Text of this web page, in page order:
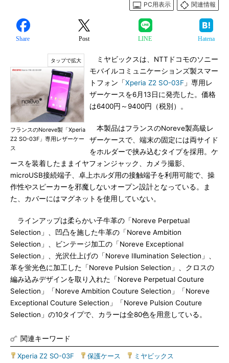
PC用表示
関連情報
Share Post LINE Hatena
フランスのNoreve製「Xperia
Z2 SO-03F」専用レザーケー
ス
ミヤビックスは、NTTドコモのソニー
モバイルコミュニケーションズ製スマー
トフォン「Xperia Z2 SO-03F 」専用レ
ザーケースを6月13日に発売した。価格
は6400円～9400円（税別）。
本製品はフランスのNoreve製高級レ
ザーケースで、端末の固定には両サイド
をホルダーで挟み込むタイプを採用。ケ
ースを装着したままイヤフォンジャック、カメラ撮影、
microUSB接続端子、卓上ホルダ用の接触端子を利用可能で、操
作性やスピーカーを邪魔しないオープン設計となっている。ま
た、カバーにはマグネットを使用していない。
ラインアップは柔らかい子牛革の「Noreve Perpetual
Selection」、凹凸を施した牛革の「Noreve Ambition
Selection」、ビンテージ加工の「Noreve Exceptional
Selection」、光沢仕上げの「Noreve Illumination Selection」、
革を蛍光色に加工した「Noreve Pulsion Selection」、クロスの
編み込みデザインを取り入れた「Noreve Perpetual Couture
Selection」「Noreve Ambition Couture Selection」「Noreve
Exceptional Couture Selection」「Noreve Pulsion Couture
Selection」の10タイプで、カラーは全80色を用意している。
関連キーワード
Xperia Z2 SO-03F 保護ケース ミヤビックス